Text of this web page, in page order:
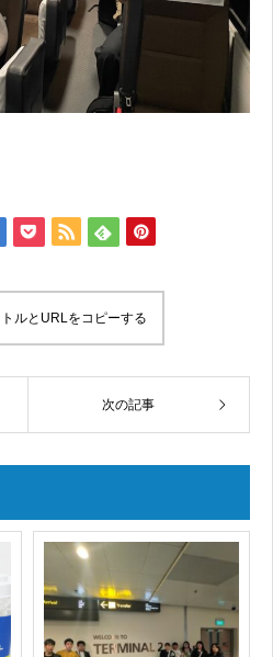
ルとURLをコピーする
次の記事